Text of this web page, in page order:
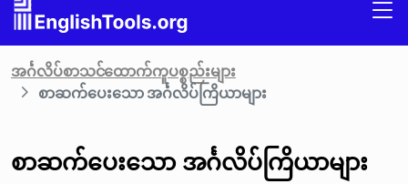
အင်္ဂလိပ်စာသင်ထောက်ကူပစ္စည်းများ
စာဆက်ပေးသော အင်္ဂလိပ်ကြိယာများ
စာဆက်ပေးသော အင်္ဂလိပ်ကြိယာများ